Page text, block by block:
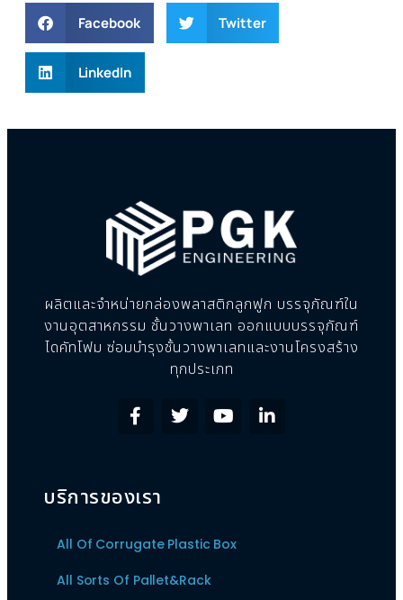
Facebook Twitter
LinkedIn
ผลิตและจำหน่ายกล่องพลาสติกลูกฟูก บรรจุภัณฑ์ใน
งานอุตสาหกรรม ชั้นวางพาเลท ออกแบบบรรจุภัณฑ์
ไดคัทโฟม ซ่อมบำรุงชั้นวางพาเลทและงานโครงสร้าง
ทุกประเภท
บริการของเรา
All Of Corrugate Plastic Box
All Sorts Of Pallet&Rack